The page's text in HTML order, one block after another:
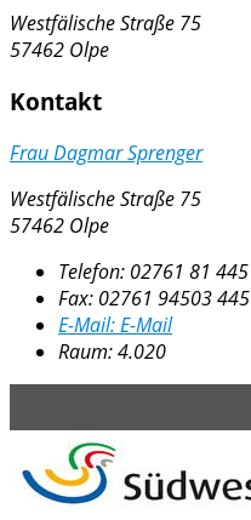
Westfälische Straße 75
57462 Olpe
Kontakt
Frau Dagmar Sprenger
Westfälische Straße 75
57462 Olpe
Telefon: 02761 81 445
Fax: 02761 94503 445
E-Mail:E-Mail
Raum: 4.020